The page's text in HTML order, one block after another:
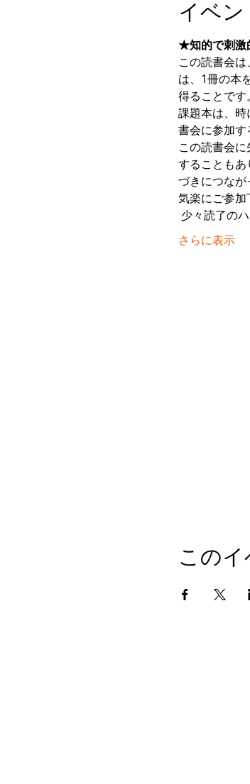
イベ
★知的で刺激
この読書会
は、1冊の本
得ることです。
課題本は、
書会に参加す
この読書会
することも
づきにつなが
気楽にご参
少々読了の
さらに表示
この